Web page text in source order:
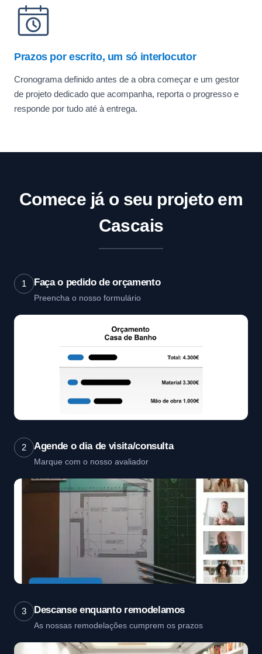
Prazos por escrito, um só interlocutor
Cronograma definido antes de a obra começar e um gestor
de projeto dedicado que acompanha, reporta o progresso e
responde por tudo até à entrega.
Comece já o seu projeto em
Cascais
1 Faça o pedido de orçamento
Preencha o nosso formulário
2 Agende o dia de visita/consulta
Marque com o nosso avaliador
3 Descanse enquanto remodelamos
As nossas remodelações cumprem os prazos